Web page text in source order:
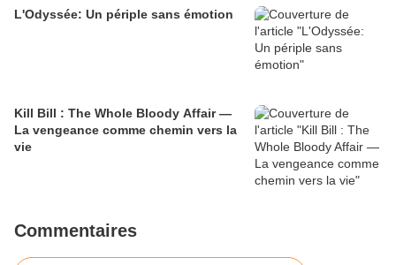
L'Odyssée: Un périple sans émotion
Kill Bill : The Whole Bloody Affair —
La vengeance comme chemin vers la
vie
Commentaires